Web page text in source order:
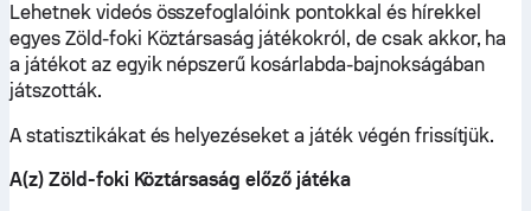
Lehetnek videós összefoglalóink pontokkal és hírekkel
egyes Zöld-foki Köztársaság játékokról, de csak akkor, ha
a játékot az egyik népszerű kosárlabda-bajnokságában
játszották.
A statisztikákat és helyezéseket a játék végén frissítjük.
A(z) Zöld-foki Köztársaság előző játéka